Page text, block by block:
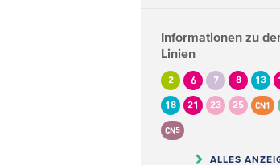
Informationen zu
Linien
2 6 7 8 13
18 21 23 25 CN1
CN5
ALLES